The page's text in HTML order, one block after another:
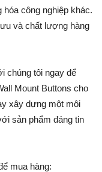
công nghiệp khác.
và chất lượng hàng
chúng tôi ngay để
Mount Buttons cho
xây dựng một môi
sản phẩm đáng tin
mua hàng: